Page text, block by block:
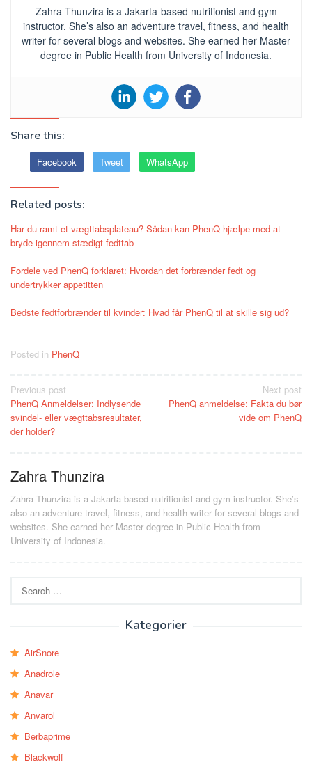
Zahra Thunzira is a Jakarta-based nutritionist and gym
instructor. She’s also an adventure travel, fitness, and health
writer for several blogs and websites. She earned her Master
degree in Public Health from University of Indonesia.
Share this:
Facebook Tweet WhatsApp
Related posts:
Har du ramt et vægttabsplateau? Sådan kan PhenQ hjælpe med at
bryde igennem stædigt fedttab
Fordele ved PhenQ forklaret: Hvordan det forbrænder fedt og
undertrykker appetitten
Bedste fedtforbrænder til kvinder: Hvad får PhenQ til at skille sig ud?
Posted in PhenQ
Post
navigation
Previous post
PhenQ Anmeldelser: Indlysende
svindel- eller vægttabsresultater,
der holder?
Next post
PhenQ anmeldelse: Fakta du bør
vide om PhenQ
Zahra Thunzira
Zahra Thunzira is a Jakarta-based nutritionist and gym instructor. She’s
also an adventure travel, fitness, and health writer for several blogs and
websites. She earned her Master degree in Public Health from
University of Indonesia.
for:
Kategorier
AirSnore
Anadrole
Anavar
Anvarol
Berbaprime
Blackwolf